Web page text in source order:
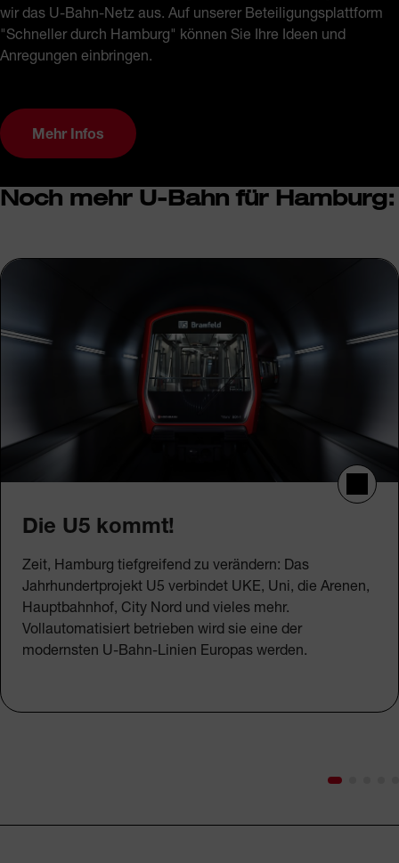
wir das U-Bahn-Netz aus. Auf unserer Beteiligungsplattform
"Schneller durch Hamburg" können Sie Ihre Ideen und
Anregungen einbringen.
Mehr Infos
Noch mehr U-Bahn für Hamburg:
Die U5 kommt!
Zeit, Hamburg tiefgreifend zu verändern: Das
Jahrhundertprojekt U5 verbindet UKE, Uni, die Arenen,
Hauptbahnhof, City Nord und vieles mehr.
Vollautomatisiert betrieben wird sie eine der
modernsten U-Bahn-Linien Europas werden.